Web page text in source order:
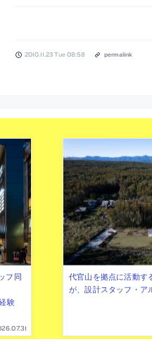
2010.11.23 Tue 08:58 permalink
フ同
験
代官山を拠点に活動す
が、設計スタッフ・ア